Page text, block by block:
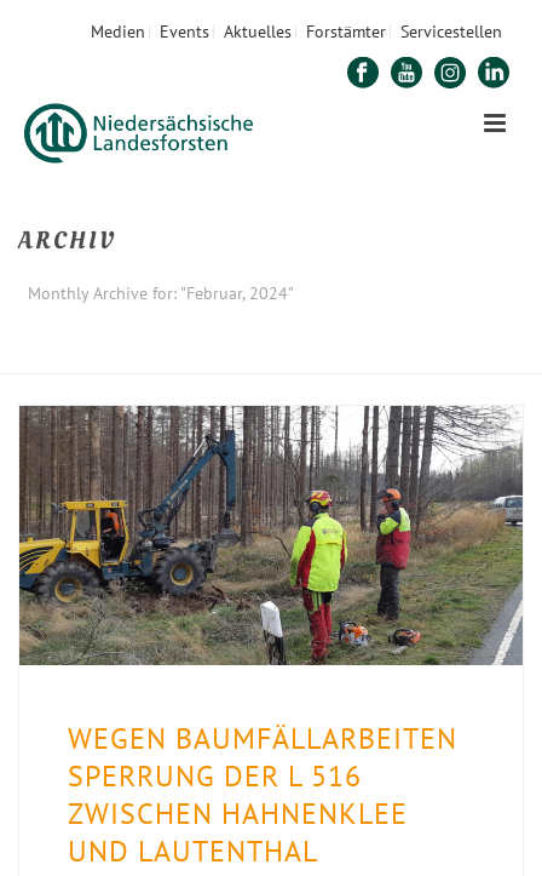
Medien Events Aktuelles Forstämter Servicestellen
ARCHIV
Monthly Archive for: "Februar, 2024"
WEGEN BAUMFÄLLARBEITEN
SPERRUNG DER L 516
ZWISCHEN HAHNENKLEE
UND LAUTENTHAL